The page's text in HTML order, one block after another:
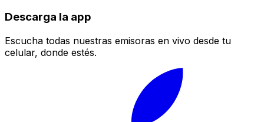
Descarga la app
Escucha todas nuestras emisoras en vivo desde tu
celular, donde estés.